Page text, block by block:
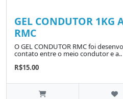
GEL CONDUTOR 1KG
RMC
O GEL CONDUTOR RMC foi
contato entre o meio condutor e a..
R$15.00